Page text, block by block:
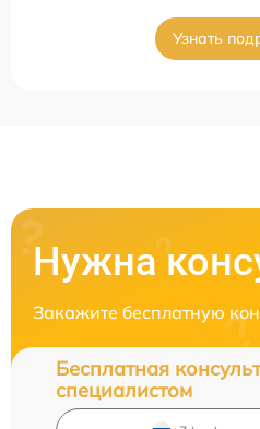
Узнать
Нужна
Закажите бесплатную
Бесплатная
специалистом